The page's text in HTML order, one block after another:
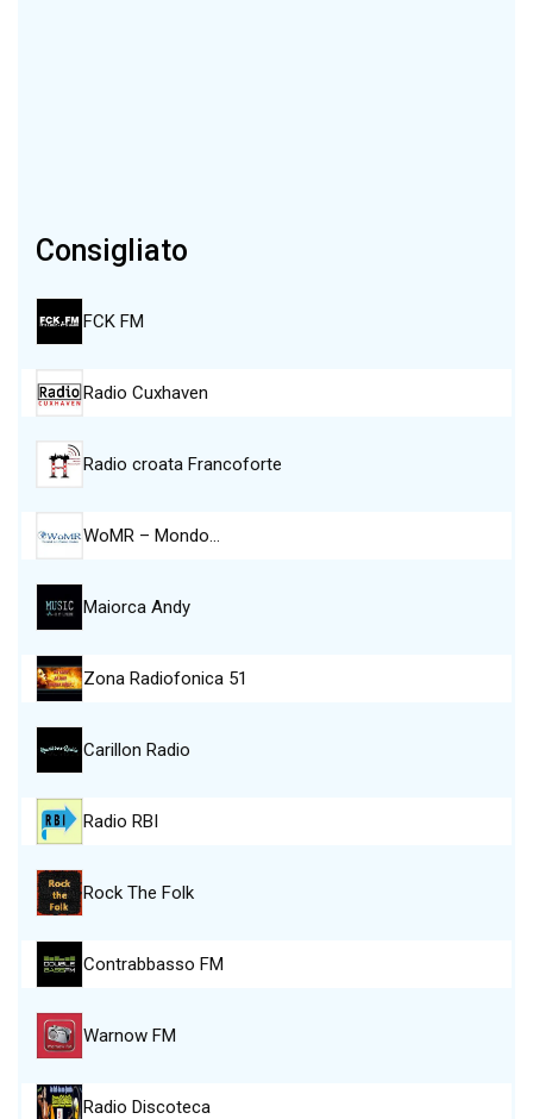
Consigliato
FCK FM
Radio Cuxhaven
Radio croata Francoforte
WoMR – Mondo…
Maiorca Andy
Zona Radiofonica 51
Carillon Radio
Radio RBI
Rock The Folk
Contrabbasso FM
Warnow FM
Radio Discoteca